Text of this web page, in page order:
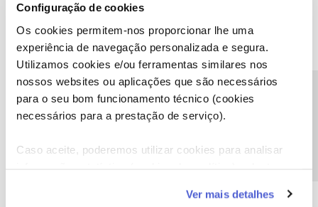
Configuração de cookies
Os cookies permitem-nos proporcionar lhe uma
experiência de navegação personalizada e segura.
Utilizamos cookies e/ou ferramentas similares nos
nossos websites ou aplicações que são necessários
para o seu bom funcionamento técnico (cookies
necessários para a prestação de serviço).
Caso aceite, poderemos utilizar cookies para analisar
funcionalidades (cookies de personalização e
Ver mais detalhes
Descubra as novidades de julho